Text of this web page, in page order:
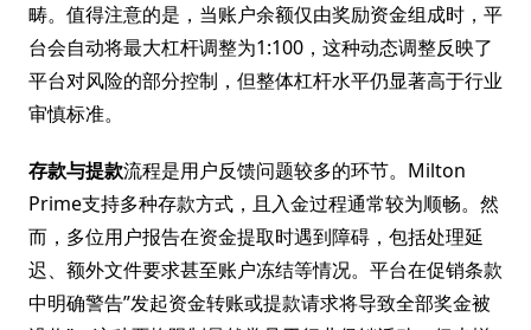
畴。值得注意的是，当账户余额仅由奖励资金组成时，平
台会自动将最大杠杆调整为1:100，这种动态调整反映了
平台对风险的部分控制，但整体杠杆水平仍显著高于行业
审慎标准。
存款与提款流程是用户反馈问题较多的环节。Milton
Prime支持多种存款方式，且入金过程通常较为顺畅。然
而，多位用户报告在资金提取时遇到障碍，包括处理延
迟、额外文件要求甚至账户冻结等情况。平台在促销条款
中明确警告”发起资金转账或提款请求将导致全部奖金被